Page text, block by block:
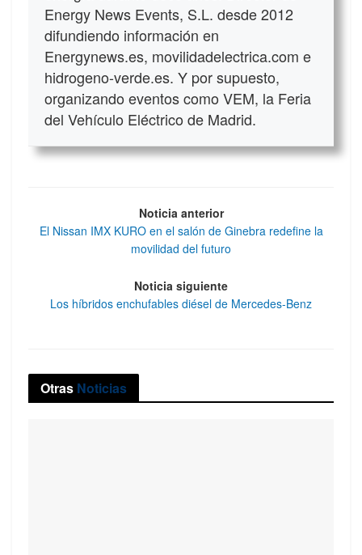
Energy News Events, S.L. desde 2012
difundiendo información en
Energynews.es, movilidadelectrica.com e
hidrogeno-verde.es. Y por supuesto,
organizando eventos como VEM, la Feria
del Vehículo Eléctrico de Madrid.
Noticia anterior
El Nissan IMX KURO en el salón de Ginebra redefine la
movilidad del futuro
Noticia siguiente
Los híbridos enchufables diésel de Mercedes-Benz
Otras Noticias